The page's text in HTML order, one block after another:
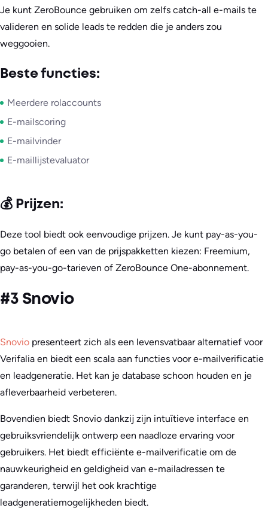
Je kunt ZeroBounce gebruiken om zelfs catch-all e-mails te
valideren en solide leads te redden die je anders zou
weggooien.
Beste functies:
Meerdere rolaccounts
E-mailscoring
E-mailvinder
E-maillijstevaluator
💰 Prijzen:
Deze tool biedt ook eenvoudige prijzen. Je kunt pay-as-you-
go betalen of een van de prijspakketten kiezen: Freemium,
pay-as-you-go-tarieven of ZeroBounce One-abonnement.
#3 Snovio
Snovio presenteert zich als een levensvatbaar alternatief voor
Verifalia en biedt een scala aan functies voor e-mailverificatie
en leadgeneratie. Het kan je database schoon houden en je
afleverbaarheid verbeteren.
Bovendien biedt Snovio dankzij zijn intuïtieve interface en
gebruiksvriendelijk ontwerp een naadloze ervaring voor
gebruikers. Het biedt efficiënte e-mailverificatie om de
nauwkeurigheid en geldigheid van e-mailadressen te
garanderen, terwijl het ook krachtige
leadgeneratiemogelijkheden biedt.